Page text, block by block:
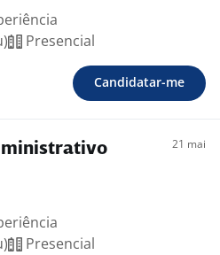
Presencial
Candidatar-me
21 mai
Presencial